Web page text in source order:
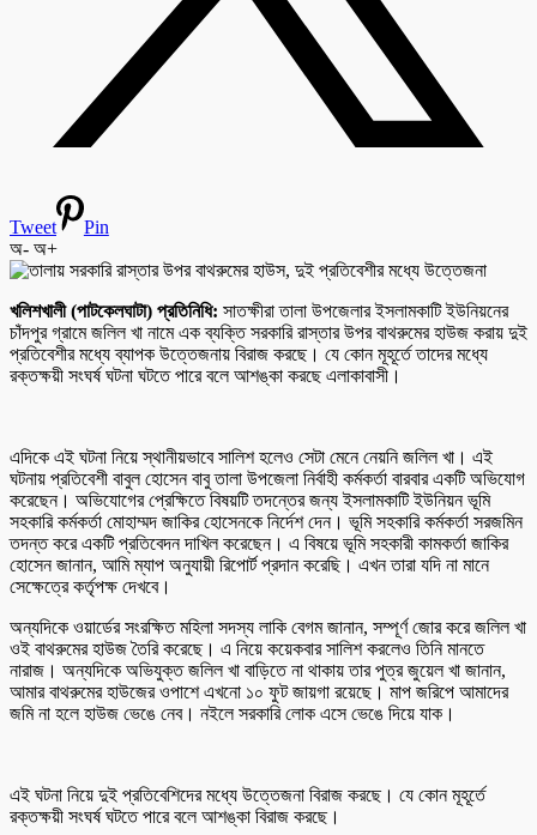
Tweet
Pin
অ- অ+
খলিশখালী (পাটকেলঘাটা) প্রতিনিধি: সাতক্ষীরা তালা উপজেলার ইসলামকাটি ইউনিয়নের
চাঁদপুর গ্রামে জলিল খা নামে এক ব্যক্তি সরকারি রাস্তার উপর বাথরুমের হাউজ করায় দুই
প্রতিবেশীর মধ্যে ব্যাপক উত্তেজনায় বিরাজ করছে। যে কোন মূহূর্তে তাদের মধ্যে
রক্তক্ষয়ী সংঘর্ষ ঘটনা ঘটতে পারে বলে আশঙ্কা করছে এলাকাবাসী।
এদিকে এই ঘটনা নিয়ে স্থানীয়ভাবে সালিশ হলেও সেটা মেনে নেয়নি জলিল খা। এই
ঘটনায় প্রতিবেশী বাবুল হোসেন বাবু তালা উপজেলা নির্বাহী কর্মকর্তা বারবার একটি অভিযোগ
করেছেন। অভিযোগের প্রেক্ষিতে বিষয়টি তদন্তের জন্য ইসলামকাটি ইউনিয়ন ভূমি
সহকারি কর্মকর্তা মোহাম্মদ জাকির হোসেনকে নির্দেশ দেন। ভূমি সহকারি কর্মকর্তা সরজমিন
তদন্ত করে একটি প্রতিবেদন দাখিল করেছেন। এ বিষয়ে ভূমি সহকারী কামকর্তা জাকির
হোসেন জানান, আমি ম্যাপ অনুযায়ী রিপোর্ট প্রদান করেছি। এখন তারা যদি না মানে
সেক্ষেত্রে কর্তৃপক্ষ দেখবে।
অন্যদিকে ওয়ার্ডের সংরক্ষিত মহিলা সদস্য লাকি বেগম জানান, সম্পূর্ণ জোর করে জলিল খা
ওই বাথরুমের হাউজ তৈরি করেছে। এ নিয়ে কয়েকবার সালিশ করলেও তিনি মানতে
নারাজ। অন্যদিকে অভিযুক্ত জলিল খা বাড়িতে না থাকায় তার পুত্র জুয়েল খা জানান,
আমার বাথরুমের হাউজের ওপাশে এখনো ১০ ফুট জায়গা রয়েছে। মাপ জরিপে আমাদের
জমি না হলে হাউজ ভেঙে নেব। নইলে সরকারি লোক এসে ভেঙে দিয়ে যাক।
এই ঘটনা নিয়ে দুই প্রতিবেশিদের মধ্যে উত্তেজনা বিরাজ করছে। যে কোন মূহূর্তে
রক্তক্ষয়ী সংঘর্ষ ঘটতে পারে বলে আশঙ্কা বিরাজ করছে।